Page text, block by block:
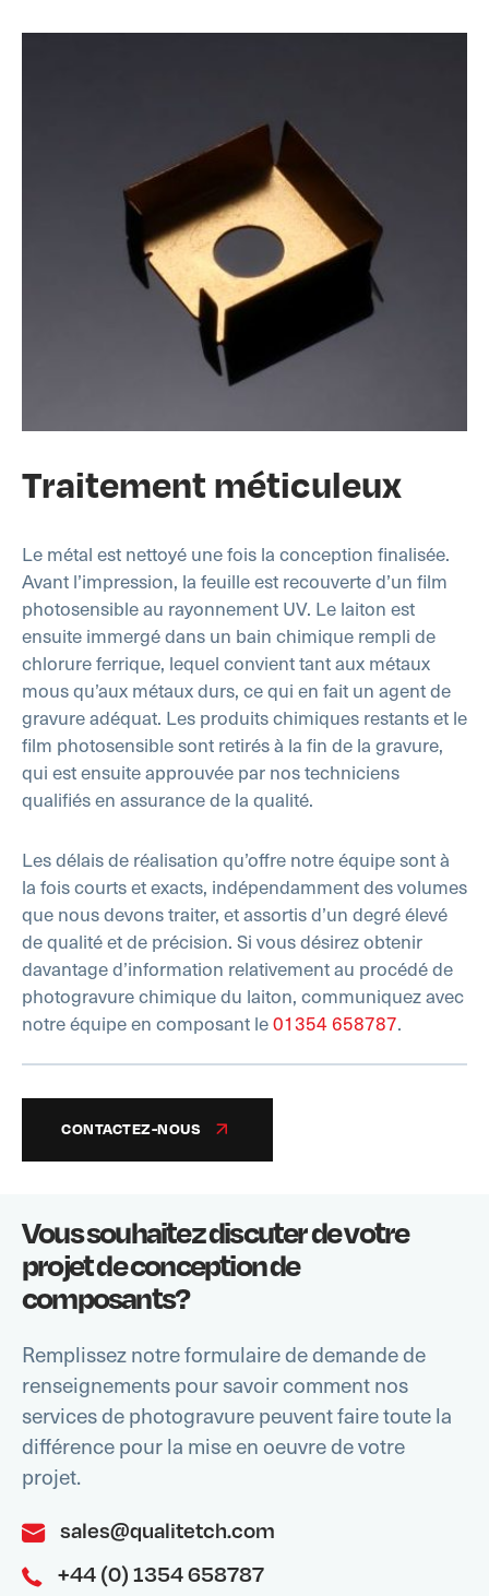
Traitement méticuleux
Le métal est nettoyé une fois la conception finalisée.
Avant l’impression, la feuille est recouverte d’un film
photosensible au rayonnement UV. Le laiton est
ensuite immergé dans un bain chimique rempli de
chlorure ferrique, lequel convient tant aux métaux
mous qu’aux métaux durs, ce qui en fait un agent de
gravure adéquat. Les produits chimiques restants et le
film photosensible sont retirés à la fin de la gravure,
qui est ensuite approuvée par nos techniciens
qualifiés en assurance de la qualité.
Les délais de réalisation qu’offre notre équipe sont à
la fois courts et exacts, indépendamment des volumes
que nous devons traiter, et assortis d’un degré élevé
de qualité et de précision. Si vous désirez obtenir
davantage d’information relativement au procédé de
photogravure chimique du laiton, communiquez avec
notre équipe en composant le01354 658787.
CONTACTEZ-NOUS
Vous souhaitez discuter de votre
projet de conception de
composants?
Remplissez notre formulaire de demande de
renseignements pour savoir comment nos
services de photogravure peuvent faire toute la
différence pour la mise en oeuvre de votre
projet.
sales@qualitetch.com
+44 (0) 1354 658787